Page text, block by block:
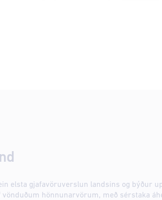
elsta gjafavöruverslun landsins og býður
vönduðum hönnunarvörum, með sérstaka